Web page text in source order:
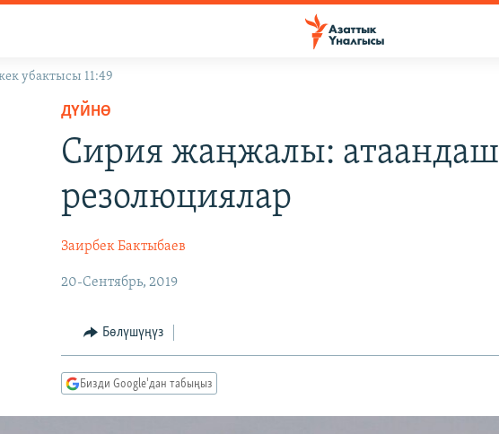
убактысы 11:49
ДҮЙНӨ
Сирия жаңжалы: атаандаш
резолюциялар
Заирбек Бактыбаев
20-Сентябрь, 2019
Бөлүшүңүз
Бизди Google'дан табыңыз